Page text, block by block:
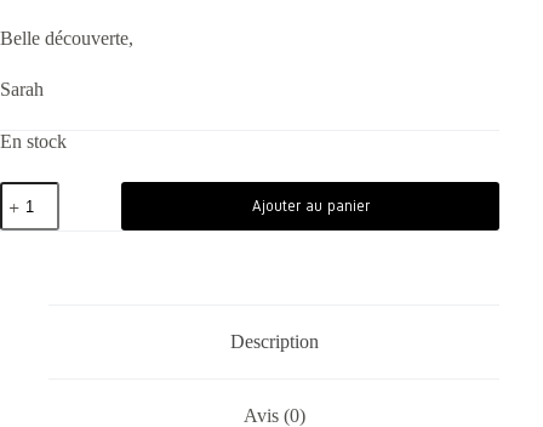
Belle découverte,
Sarah
En stock
Ajouter au panier
Description
Avis (0)